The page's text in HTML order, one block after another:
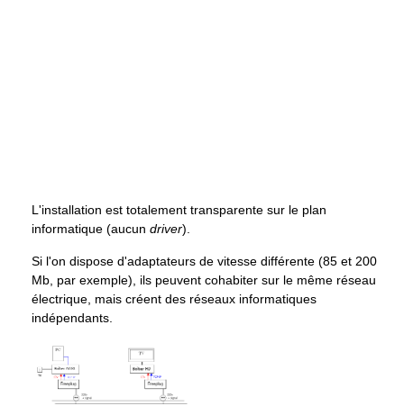
L'installation est totalement transparente sur le plan
informatique (aucun driver).
Si l'on dispose d'adaptateurs de vitesse différente (85 et 200
Mb, par exemple), ils peuvent cohabiter sur le même réseau
électrique, mais créent des réseaux informatiques
indépendants.